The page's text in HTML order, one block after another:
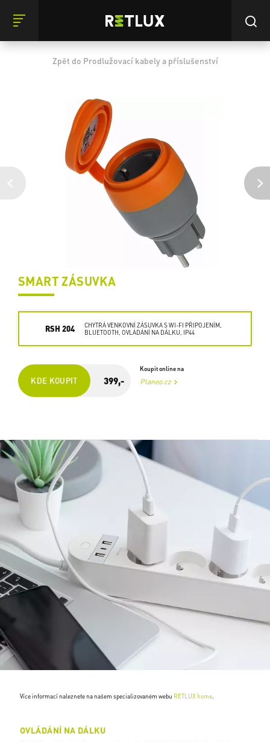
Zpět do Prodlužovací kabely a příslušenství
SMART ZÁSUVKA
RSH 204
CHYTRÁ VENKOVNÍ ZÁSUVKA S WI-FI PŘIPOJENÍM,
BLUETOOTH, OVLÁDÁNÍ NA DÁLKU, IP44
KDE KOUPIT 399,-
Koupit online na
Planeo.cz
Více informací naleznete na našem specializovaném webu RETLUX home
OVLÁDÁNÍ NA DÁLKU